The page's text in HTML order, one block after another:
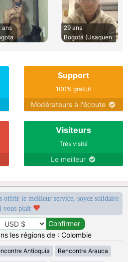
ans
29 ans
Bogotá (Usaquen
Support
100% gratuit
Modérateurs à l'écoute
Visiteurs
Très visité
Le meilleur
offrir le meilleur service, soyez solidaire
vous plaît
les régions de : Colombie
Antioquia Rencontre Arauca